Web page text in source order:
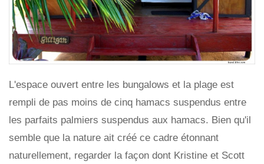
L'espace ouvert entre les bungalows et la plage est
rempli de pas moins de cinq hamacs suspendus entre
les parfaits palmiers suspendus aux hamacs. Bien qu'il
semble que la nature ait créé ce cadre étonnant
naturellement, regarder la façon dont Kristine et Scott